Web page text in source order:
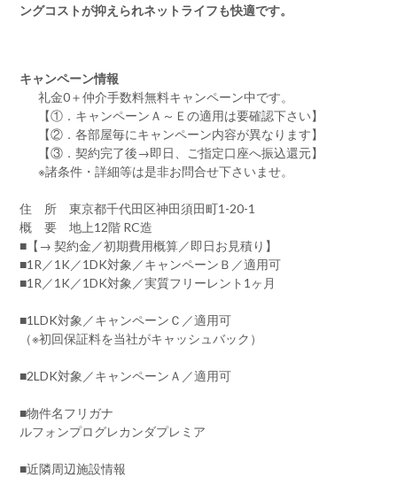
ングコストが抑えられネットライフも快適です。
キャンペーン情報
礼金0＋仲介手数料無料キャンペーン中です。
【①．キャンペーンＡ～Ｅの適用は要確認下さい】
【②．各部屋毎にキャンペーン内容が異なります】
【③．契約完了後→即日、ご指定口座へ振込還元】
※諸条件・詳細等は是非お問合せ下さいませ。
住 所 東京都千代田区神田須田町1-20-1
概 要 地上12階 RC造
■【→ 契約金／初期費用概算／即日お見積り】
■1R／1K／1DK対象／キャンペーンＢ／適用可
■1R／1K／1DK対象／実質フリーレント1ヶ月
■1LDK対象／キャンペーンＣ／適用可
（※初回保証料を当社がキャッシュバック）
■2LDK対象／キャンペーンＡ／適用可
■物件名フリガナ
ルフォンプログレカンダプレミア
■近隣周辺施設情報